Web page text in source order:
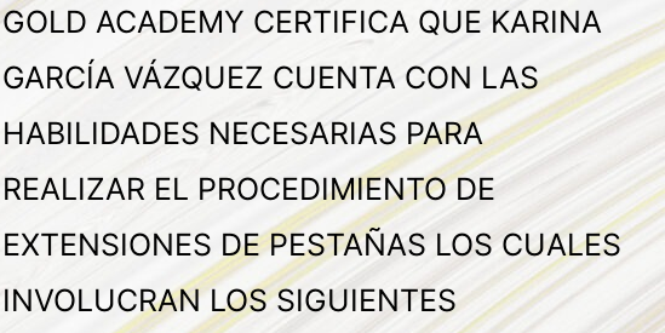
GOLD ACADEMY CERTIFICA QUE KARINA
GARCÍA VÁZQUEZ CUENTA CON LAS
HABILIDADES NECESARIAS PARA
REALIZAR EL PROCEDIMIENTO DE
EXTENSIONES DE PESTAÑAS LOS CUALES
INVOLUCRAN LOS SIGUIENTES